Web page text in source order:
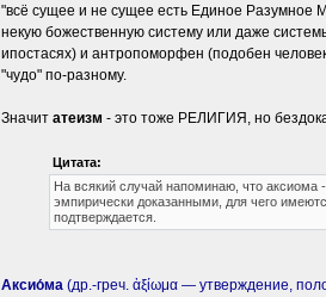
"всё сущее и не сущее есть Единое Разумное
некую божественную систему или даже
ипостасях) и антропоморфен (подобен
"чудо" по-разному.
Значит атеизм - это тоже РЕЛИГИЯ, но
Цитата:
На всякий случай напоминаю, что аксиома
эмпирически доказанными, для чего
подтверждается.
Аксио́ма (др.-греч. ἀξίωμα — утверждение,